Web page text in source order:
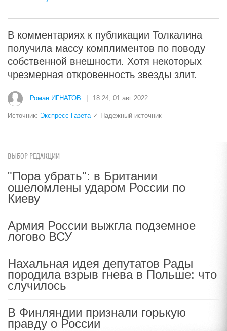
В комментариях к публикации Толкалина
получила массу комплиментов по поводу
собственной внешности. Хотя некоторых
чрезмерная откровенность звезды злит.
Роман ИГНАТОВ 18:24, 01 авг 2022
Источник: Экспресс Газета✓ Надежный источник
ВЫБОР РЕДАКЦИИ
"Пора убрать": в Британии
ошеломлены ударом России по
Киеву
Армия России выжгла подземное
логово ВСУ
Нахальная идея депутатов Рады
породила взрыв гнева в Польше: что
случилось
В Финляндии признали горькую
правду о России